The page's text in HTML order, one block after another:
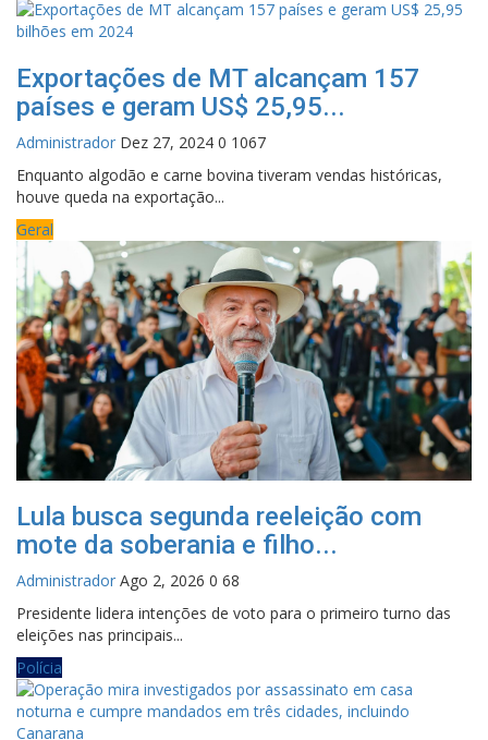
Exportações de MT alcançam 157
países e geram US$ 25,95...
Administrador Dez 27, 2024 0 1067
Enquanto algodão e carne bovina tiveram vendas históricas,
houve queda na exportação...
Geral
Lula busca segunda reeleição com
mote da soberania e filho...
Administrador Ago 2, 2026 0 68
Presidente lidera intenções de voto para o primeiro turno das
eleições nas principais...
Polícia